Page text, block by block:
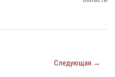
Следующая →